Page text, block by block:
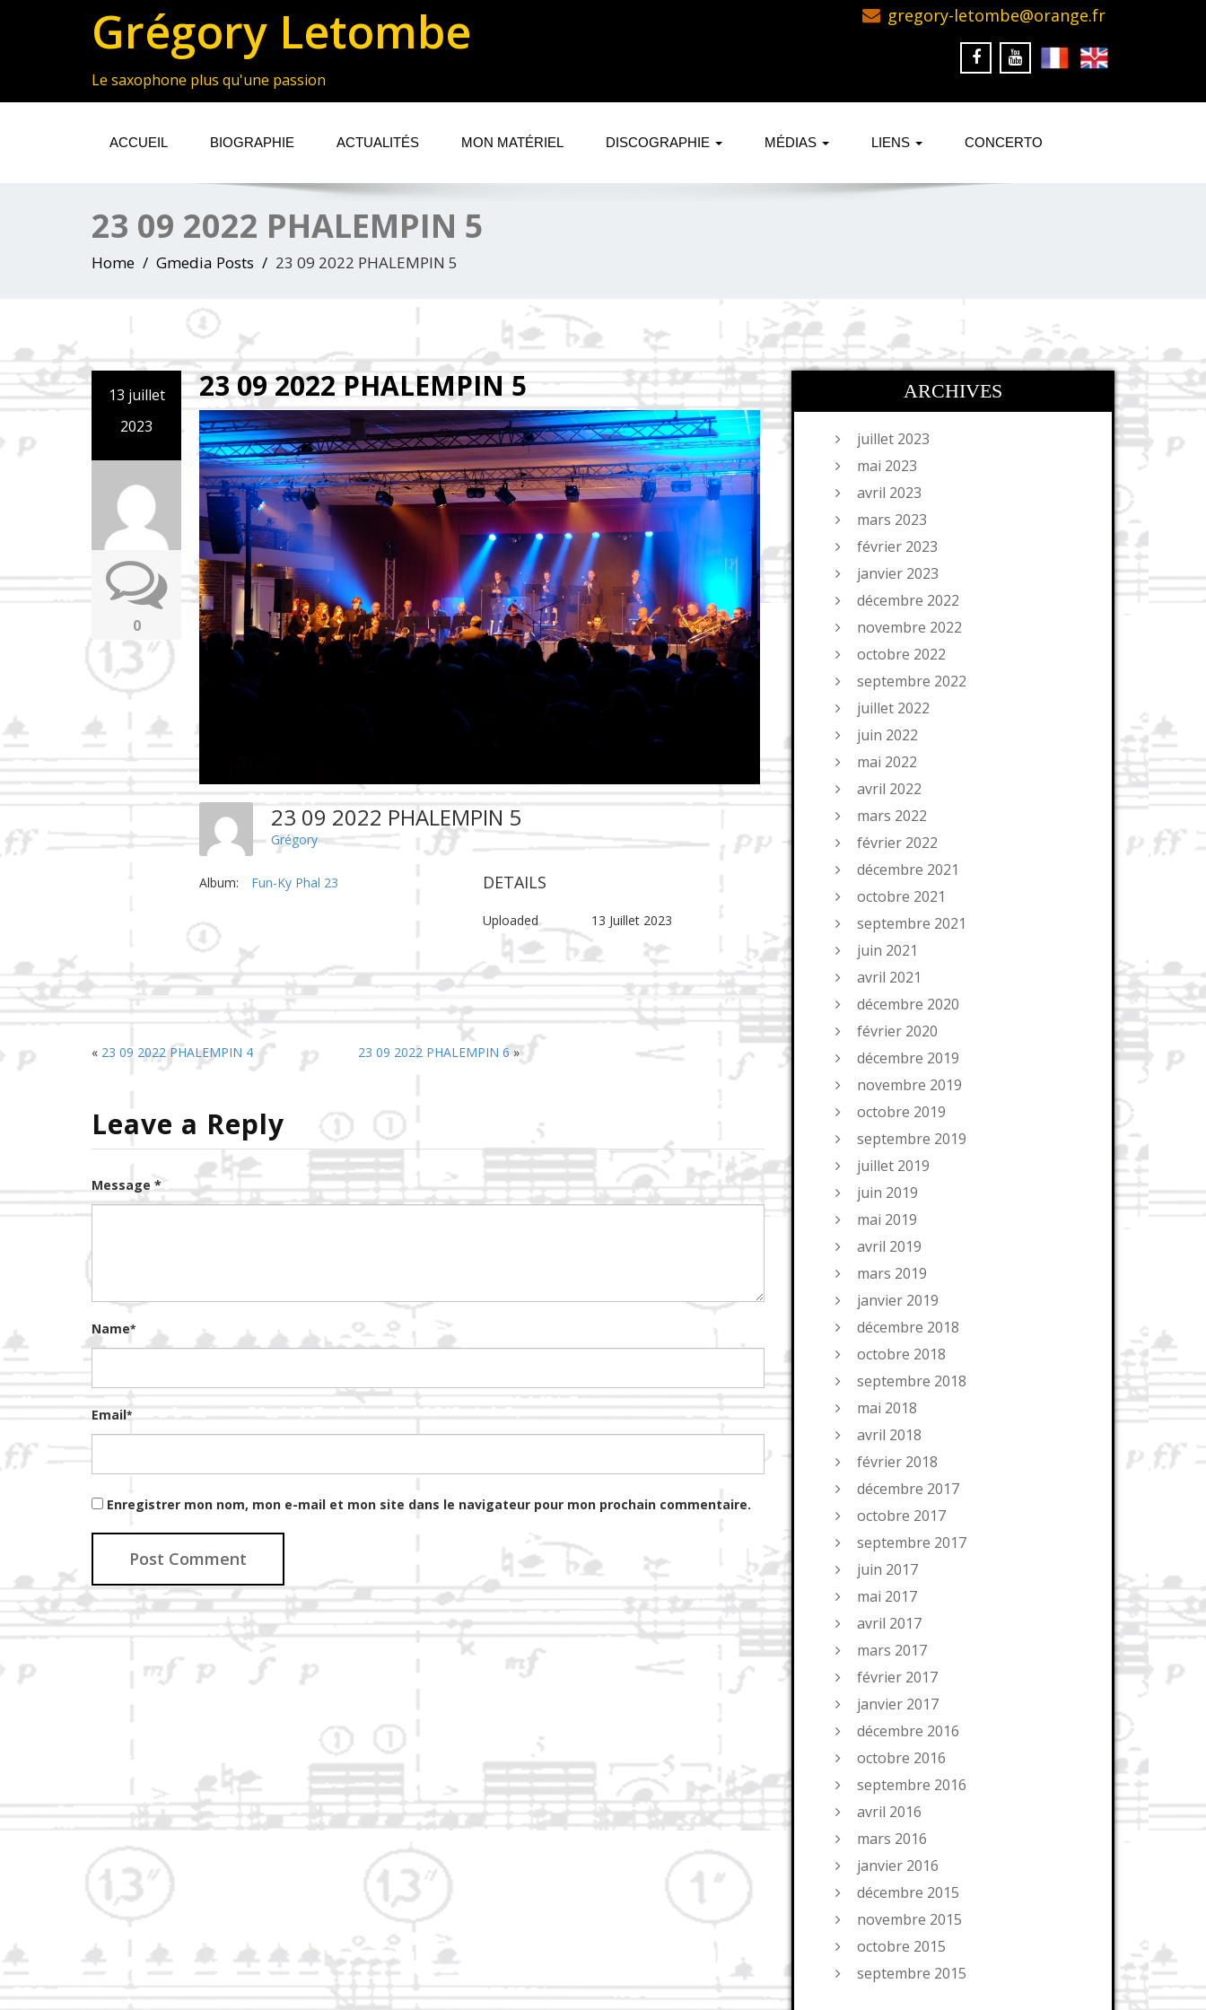
Grégory Letombe
Le saxophone plus qu'une passion
gregory-letombe@orange.fr
ACCUEIL BIOGRAPHIE ACTUALITÉS MON MATÉRIEL DISCOGRAPHIE MÉDIAS LIENS CONCERTO
23 09 2022 PHALEMPIN 5
Home Gmedia Posts 23 09 2022 PHALEMPIN 5
13 juillet
2023
0
23 09 2022 PHALEMPIN 5
23 09 2022 PHALEMPIN 5
Grégory
Album: Fun-Ky Phal 23 DETAILS
Uploaded 13 Juillet 2023
« 23 09 2022 PHALEMPIN 4 23 09 2022 PHALEMPIN 6»
Leave a Reply
Message *
Name*
Email*
Enregistrer mon nom, mon e-mail et mon site dans le navigateur pour mon prochain commentaire.
ARCHIVES
juillet 2023
mai 2023
avril 2023
mars 2023
février 2023
janvier 2023
décembre 2022
novembre 2022
octobre 2022
septembre 2022
juillet 2022
juin 2022
mai 2022
avril 2022
mars 2022
février 2022
décembre 2021
octobre 2021
septembre 2021
juin 2021
avril 2021
décembre 2020
février 2020
décembre 2019
novembre 2019
octobre 2019
septembre 2019
juillet 2019
juin 2019
mai 2019
avril 2019
mars 2019
janvier 2019
décembre 2018
octobre 2018
septembre 2018
mai 2018
avril 2018
février 2018
décembre 2017
octobre 2017
septembre 2017
juin 2017
mai 2017
avril 2017
mars 2017
février 2017
janvier 2017
décembre 2016
octobre 2016
septembre 2016
avril 2016
mars 2016
janvier 2016
décembre 2015
novembre 2015
octobre 2015
septembre 2015